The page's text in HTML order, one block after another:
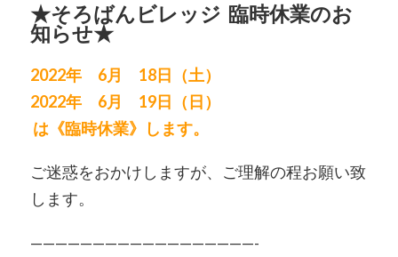
★そろばんビレッジ 臨時休業のお
知らせ★
2022年 6月 18日（土）
2022年 6月 19日（日）
は《臨時休業》 します。
ご迷惑をおかけしますが、ご理解の程お願い致
します。
——————————————————-